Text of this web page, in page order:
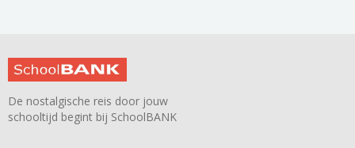
De nostalgische reis door jouw
schooltijd begint bij SchoolBANK